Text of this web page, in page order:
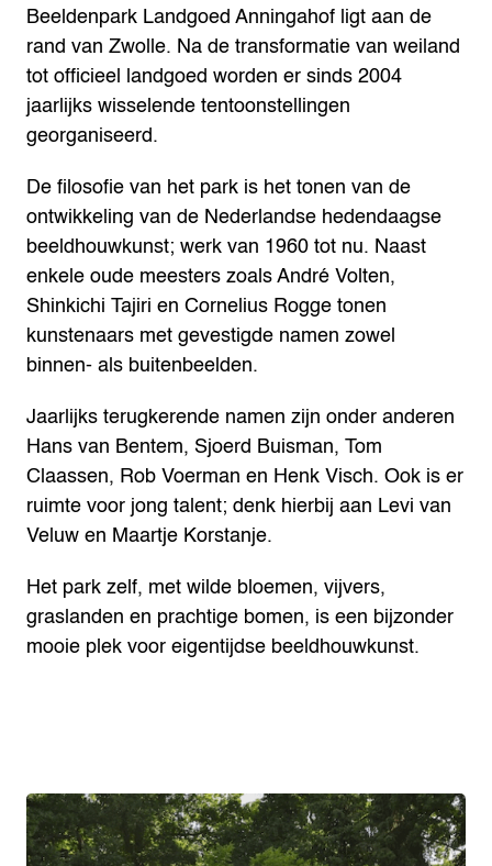
Beeldenpark Landgoed Anningahof ligt aan de
rand van Zwolle. Na de transformatie van weiland
tot officieel landgoed worden er sinds 2004
jaarlijks wisselende tentoonstellingen
georganiseerd.
De filosofie van het park is het tonen van de
ontwikkeling van de Nederlandse hedendaagse
beeldhouwkunst; werk van 1960 tot nu. Naast
enkele oude meesters zoals André Volten,
Shinkichi Tajiri en Cornelius Rogge tonen
kunstenaars met gevestigde namen zowel
binnen- als buitenbeelden.
Jaarlijks terugkerende namen zijn onder anderen
Hans van Bentem, Sjoerd Buisman, Tom
Claassen, Rob Voerman en Henk Visch. Ook is er
ruimte voor jong talent; denk hierbij aan Levi van
Veluw en Maartje Korstanje.
Het park zelf, met wilde bloemen, vijvers,
graslanden en prachtige bomen, is een bijzonder
mooie plek voor eigentijdse beeldhouwkunst.